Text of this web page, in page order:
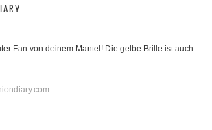
Fan von deinem Mantel! Die gelbe Brille ist auch